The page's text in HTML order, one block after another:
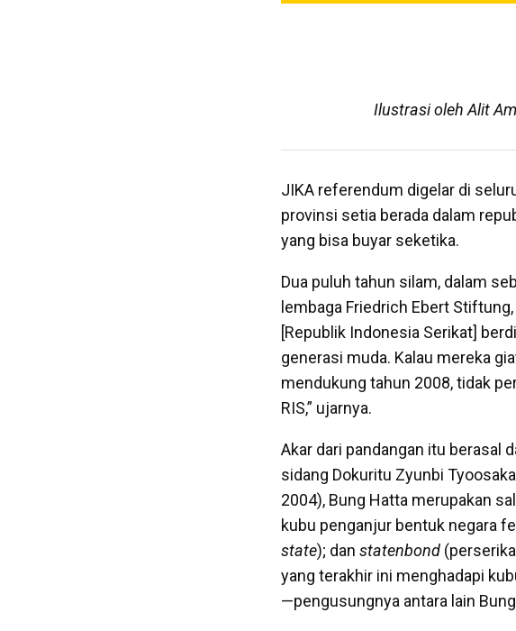
Ilustrasi oleh Alit
JIKA referendum digelar di
provinsi setia berada dalam
yang bisa buyar seketika.
Dua puluh tahun silam, dalam
lembaga Friedrich Ebert
[Republik Indonesia Serikat]
generasi muda. Kalau mereka
mendukung tahun 2008, tidak
RIS,” ujarnya.
Akar dari pandangan itu berasal
sidang Dokuritu Zyunbi
2004), Bung Hatta merupakan
kubu penganjur bentuk negara
state); dan statenbond
yang terakhir ini menghadapi
—pengusungnya antara lain